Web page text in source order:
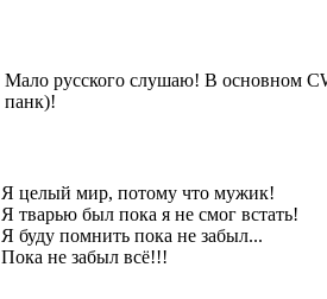
Мало русского слушаю! В основном
панк)!
Я целый мир, потому что мужик!
Я тварью был пока я не смог встать!
Я буду помнить пока не забыл...
Пока не забыл всё!!!